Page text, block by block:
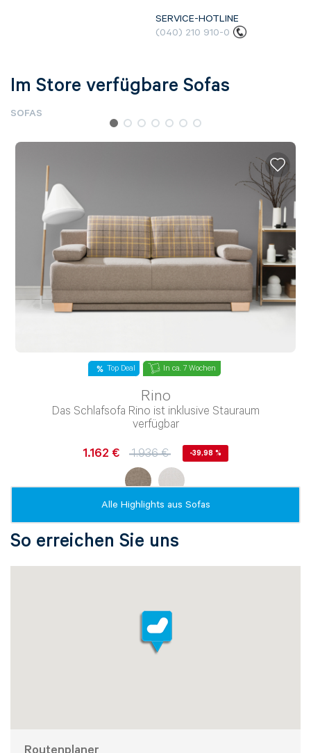
SERVICE-HOTLINE
(040) 210 910-0
Im Store verfügbare Sofas
SOFAS
Top Deal In ca. 7 Wochen
Rino
Das Schlafsofa Rino ist inklusive Stauraum
verfügbar
1.162 € 1.936 € -39,98 %
Alle Highlights aus Sofas
So erreichen Sie uns